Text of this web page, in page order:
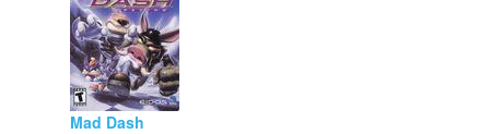
Mad Dash